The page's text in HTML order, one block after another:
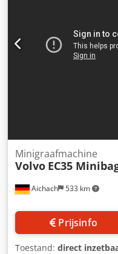
Aichach 533 km
Minigraafmachine
Volvo EC35
Prijsinfo
Toestand: direct